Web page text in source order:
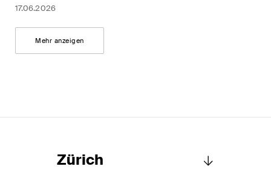
17.06.2026
Mehr anzeigen
Zürich